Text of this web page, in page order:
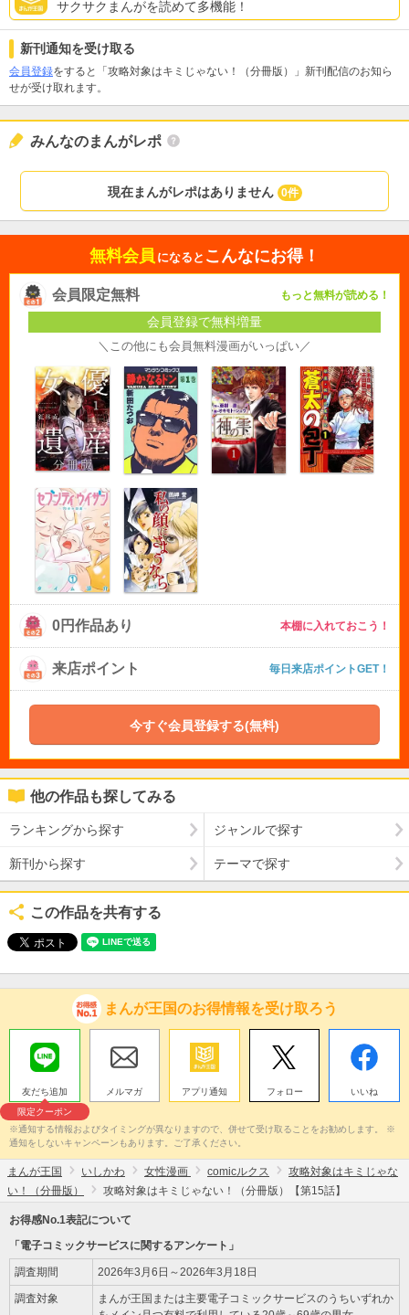
サクサクまんがを読めて多機能！
新刊通知を受け取る
会員登録をすると「攻略対象はキミじゃない！（分冊版）」新刊配信のお知ら
せが受け取れます。
みんなのまんがレポ
現在まんがレポはありません 0件
無料会員 になると こんなにお得！
会員限定無料 もっと無料が読める！
会員登録で無料増量
＼この他にも会員無料漫画がいっぱい／
0円作品あり 本棚に入れておこう！
来店ポイント 毎日来店ポイントGET！
今すぐ会員登録する(無料)
他の作品も探してみる
ランキングから探す ジャンルで探す
新刊から探す テーマで探す
この作品を共有する
まんが王国のお得情報を受け取ろう
友だち追加
限定クーポン
メルマガ アプリ通知 フォロー いいね
※通知する情報およびタイミングが異なりますので、併せて受け取ることをお勧めします。 ※
通知をしないキャンペーンもあります。ご了承ください。
まんが王国 いしかわ 女性漫画 comicルクス
攻略対象はキミじゃな
い！（分冊版）
攻略対象はキミじゃない！（分冊版）【第15話】
お得感No.1表記について
「電子コミックサービスに関するアンケート」
調査期間 2026年3月6日～2026年3月18日
調査対象
まんが王国または主要電子コミックサービスのうちいずれか